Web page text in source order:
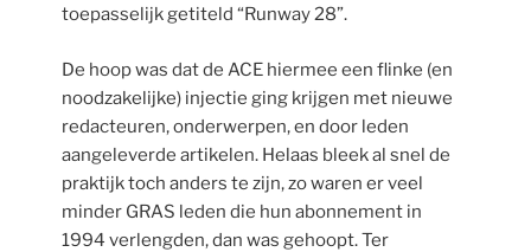
toepasselijk getiteld “Runway 28”.
De hoop was dat de ACE hiermee een flinke (en
noodzakelijke) injectie ging krijgen met nieuwe
redacteuren, onderwerpen, en door leden
aangeleverde artikelen. Helaas bleek al snel de
praktijk toch anders te zijn, zo waren er veel
minder GRAS leden die hun abonnement in
1994 verlengden, dan was gehoopt. Ter